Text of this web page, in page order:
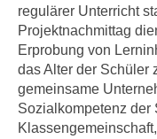
regulärer Unterricht
Projektnachmittag
Erprobung von
das Alter der Schüler
gemeinsame
Sozialkompetenz der